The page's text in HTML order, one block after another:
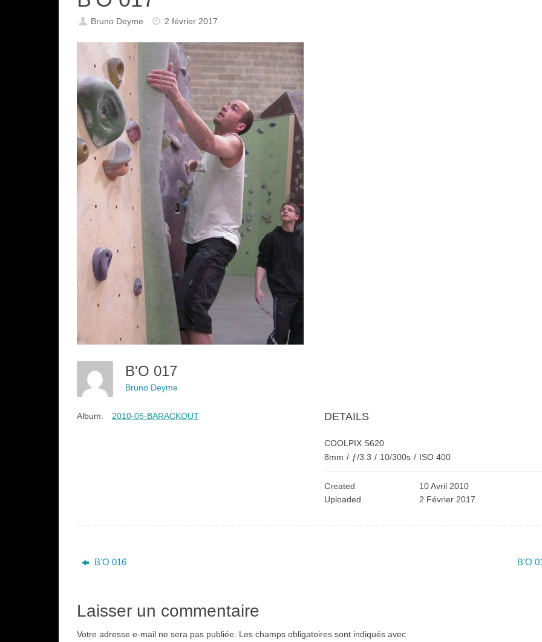
Bruno Deyme 2 février 2017
B'O 017
Bruno Deyme
Album: 2010-05-BARACKOUT DETAILS
COOLPIX S620
8mm / ƒ/3.3 / 10/300s / ISO 400
Created
10 Avril 2010
Uploaded
2 Février 2017
B'O 016 B'O
Laisser un commentaire
Votre adresse e-mail ne sera pas publiée. Les champs obligatoires sont indiqués avec